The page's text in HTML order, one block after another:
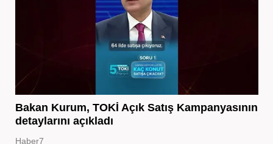
Bakan Kurum, TOKİ Açık Satış Kampanyasının
detaylarını açıkladı
Haber7